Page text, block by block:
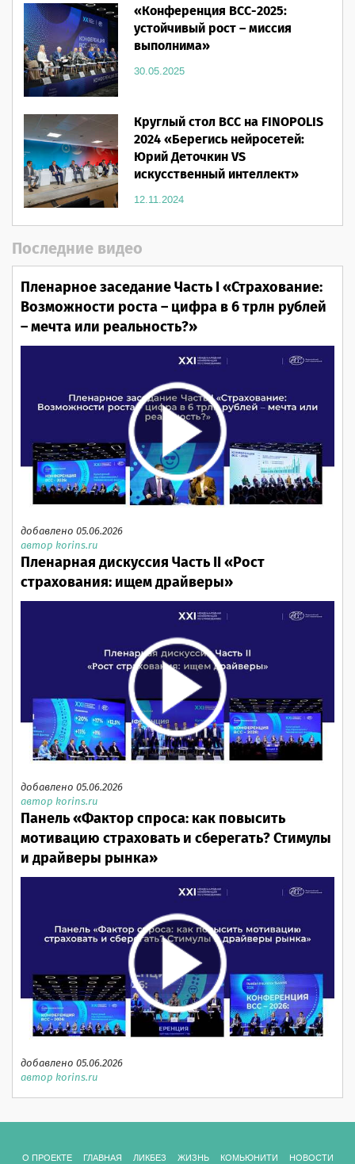
«Конференция ВСС-2025:
устойчивый рост – миссия
выполнима»
30.05.2025
Круглый стол ВСС на FINOPOLIS
2024 «Берегись нейросетей:
Юрий Деточкин VS
искусственный интеллект»
12.11.2024
Последние видео
Пленарное заседание Часть I «Страхование:
Возможности роста – цифра в 6 трлн рублей
– мечта или реальность?»
добавлено 05.06.2026
автор korins.ru
Пленарная дискуссия Часть II «Рост
страхования: ищем драйверы»
добавлено 05.06.2026
автор korins.ru
Панель «Фактор спроса: как повысить
мотивацию страховать и сберегать? Стимулы
и драйверы рынка»
добавлено 05.06.2026
автор korins.ru
О ПРОЕКТЕ ГЛАВНАЯ ЛИКБЕЗ ЖИЗНЬ КОМЬЮНИТИ НОВОСТИ